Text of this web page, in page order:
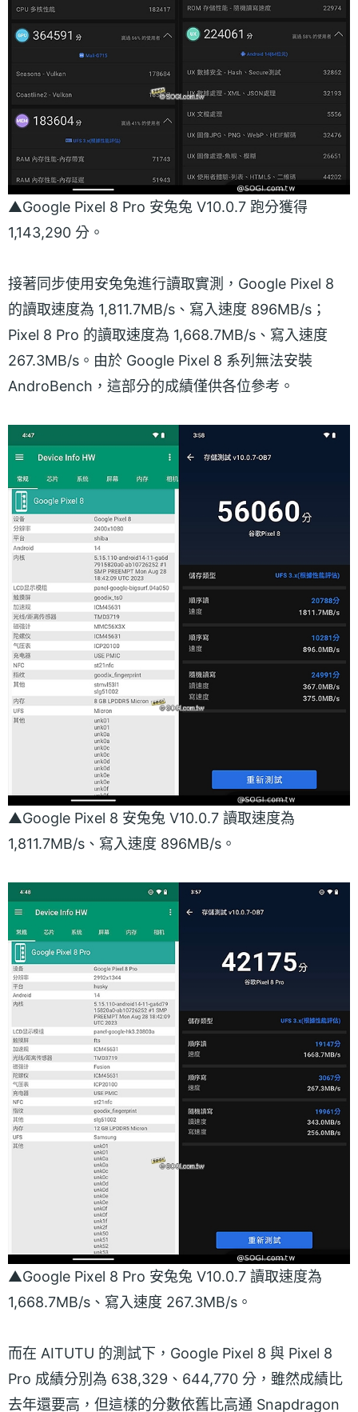
▲Google Pixel 8 Pro 安兔兔 V10.0.7 跑分獲得
1,143,290 分。
接著同步使用安兔兔進行讀取實測，Google Pixel 8
的讀取速度為 1,811.7MB/s、寫入速度 896MB/s；
Pixel 8 Pro 的讀取速度為 1,668.7MB/s、寫入速度
267.3MB/s。由於 Google Pixel 8 系列無法安裝
AndroBench，這部分的成績僅供各位參考。
▲Google Pixel 8 安兔兔 V10.0.7 讀取速度為
1,811.7MB/s、寫入速度 896MB/s。
▲Google Pixel 8 Pro 安兔兔 V10.0.7 讀取速度為
1,668.7MB/s、寫入速度 267.3MB/s。
而在 AITUTU 的測試下，Google Pixel 8 與 Pixel 8
Pro 成績分別為 638,329、644,770 分，雖然成績比
去年還要高，但這樣的分數依舊比高通 Snapdragon